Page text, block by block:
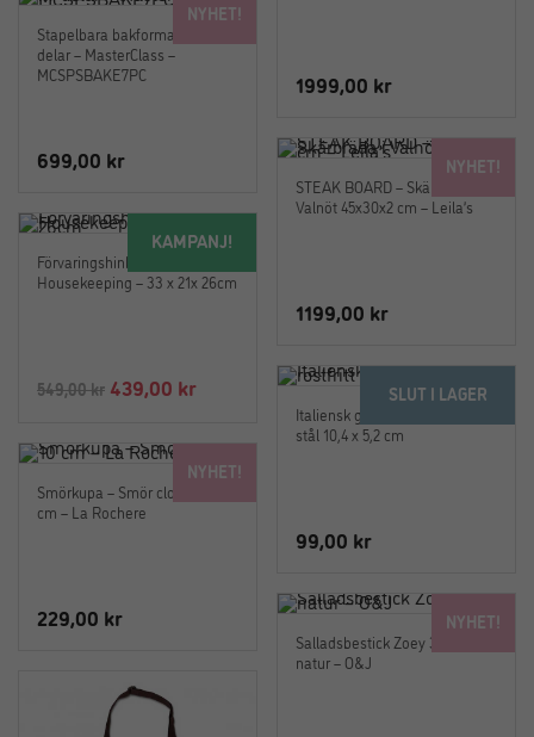
1999,00 kr
NYHET!
Stapelbara bakformar – Set i 7
delar – MasterClass –
MCSPSBAKE7PC
699,00 kr NYHET!
STEAK BOARD – Skärbräda i
Valnöt 45x30x2 cm – Leila’s
1199,00 kr
KAMPANJ!
Förvaringshink –
Housekeeping – 33 x 21x 26cm
549,00kr Det
priset
549,00 kr.
439,00 krDet
priset
är:
439,00 kr.
SLUT I LAGER
Italiensk glasskupa i rostfritt
stål 10,4 x 5,2 cm
99,00 kr
NYHET!
Smörkupa – Smör cloché 10
cm – La Rochere
229,00 kr NYHET!
Salladsbestick Zoey 30 cm
natur – O&J